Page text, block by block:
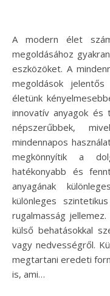
A modern élet számtalan kihívást tartogat, amelyek
megoldásához
eszközöket. A
megoldások
életünk
innovatív anyagok és
népszerűbbek,
mindennapos
megkönnyítik a
hatékonyabb és
anyagának
különleges
rugalmasság
külső behatásokkal
vagy nedvességről.
megtartani eredeti
is, ami…